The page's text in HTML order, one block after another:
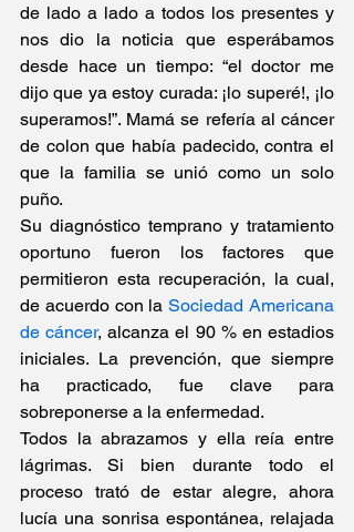
de lado a lado a todos los presentes y
nos dio la noticia que esperábamos
desde hace un tiempo: “el doctor me
dijo que ya estoy curada: ¡lo superé!, ¡lo
superamos!”. Mamá se refería al cáncer
de colon que había padecido, contra el
que la familia se unió como un solo
puño.
Su diagnóstico temprano y tratamiento
oportuno fueron los factores que
permitieron esta recuperación, la cual,
de acuerdo con la Sociedad Americana
de cáncer, alcanza el 90 % en estadios
iniciales. La prevención, que siempre
ha practicado, fue clave para
sobreponerse a la enfermedad.
Todos la abrazamos y ella reía entre
lágrimas. Si bien durante todo el
proceso trató de estar alegre, ahora
lucía una sonrisa espontánea, relajada